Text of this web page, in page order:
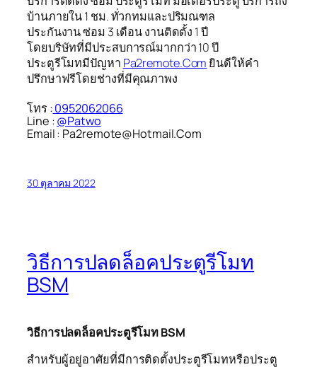
บ้านภายใน 1 ชม. ทั่วกทมและปริมณฑล
ประกันงาน ซ่อม 3 เดือน งานติดตั้ง 1 ปี
โดยบริษัทที่มีประสบการณ์มากกว่า 10 ปี
ประตูรีโมทมีปัญหา Pa2remote.Com ยินดีให้คำ
ปรึกษาฟรีโดยช่างที่มีคุณภาพง
โทร :0952062066
Line :@Patwo
Email : Pa2remote@Hotmail.Com
30 ตุลาคม 2022
วิธีการปลดล็อคประตูรีโมท
BSM
วิธีการปลดล็อคประตูรีโมท BSM
สำหรับผู้อยู่อาศัยที่มีการติดตั้งประตูรีโมทหรือประตู